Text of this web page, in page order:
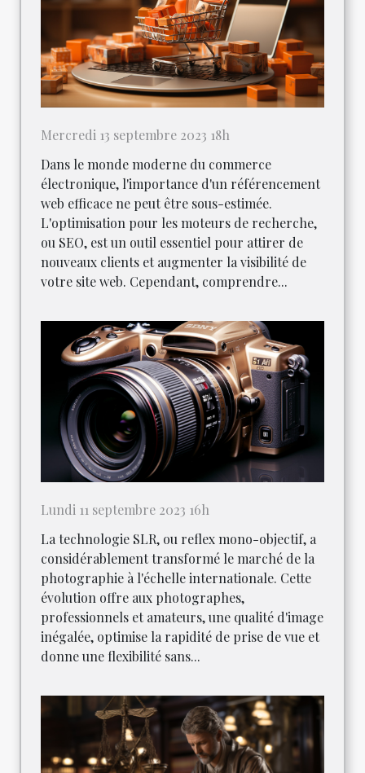
Mercredi 13 septembre 2023 18h
Dans le monde moderne du commerce
électronique, l'importance d'un référencement
web efficace ne peut être sous-estimée.
L'optimisation pour les moteurs de recherche,
ou SEO, est un outil essentiel pour attirer de
nouveaux clients et augmenter la visibilité de
votre site web. Cependant, comprendre...
Lundi 11 septembre 2023 16h
La technologie SLR, ou reflex mono-objectif, a
considérablement transformé le marché de la
photographie à l'échelle internationale. Cette
évolution offre aux photographes,
professionnels et amateurs, une qualité d'image
inégalée, optimise la rapidité de prise de vue et
donne une flexibilité sans...